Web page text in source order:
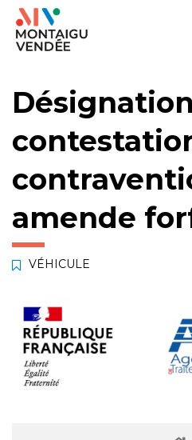
Gestion des traceurs
Aller
Aller
contenu
Aller
pied
amende
VÉHICULE